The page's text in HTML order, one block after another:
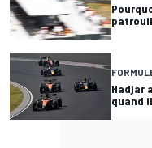
Hadjar
quand